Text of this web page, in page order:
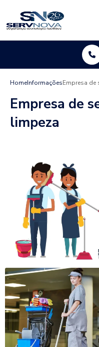
HomeInformaçõesEmpresa de
Empresa de
limpeza